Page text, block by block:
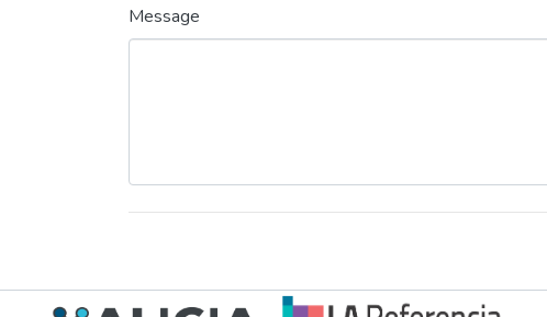
Message